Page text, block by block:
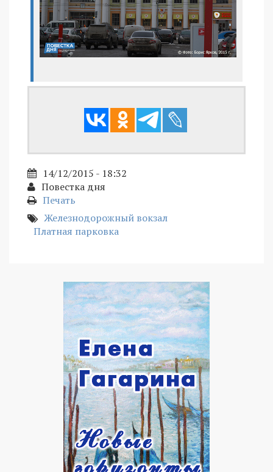
14/12/2015 - 18:32
Повестка дня
Печать
Железнодорожный вокзал
Платная парковка